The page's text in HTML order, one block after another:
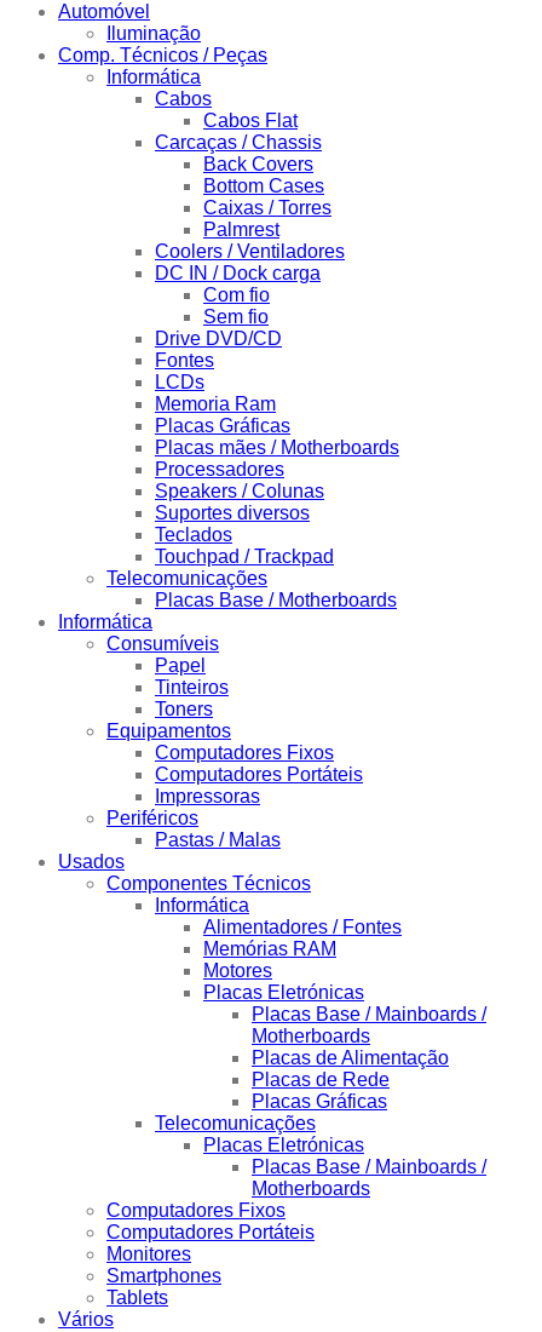
Automóvel
Iluminação
Comp. Técnicos / Peças
Informática
Cabos
Cabos Flat
Carcaças / Chassis
Back Covers
Bottom Cases
Caixas / Torres
Palmrest
Coolers / Ventiladores
DC IN / Dock carga
Com fio
Sem fio
Drive DVD/CD
Fontes
LCDs
Memoria Ram
Placas Gráficas
Placas mães / Motherboards
Processadores
Speakers / Colunas
Suportes diversos
Teclados
Touchpad / Trackpad
Telecomunicações
Placas Base / Motherboards
Informática
Consumíveis
Papel
Tinteiros
Toners
Equipamentos
Computadores Fixos
Computadores Portáteis
Impressoras
Periféricos
Pastas / Malas
Usados
Componentes Técnicos
Informática
Alimentadores / Fontes
Memórias RAM
Motores
Placas Eletrónicas
Placas Base / Mainboards /
Motherboards
Placas de Alimentação
Placas de Rede
Placas Gráficas
Telecomunicações
Placas Eletrónicas
Placas Base / Mainboards /
Motherboards
Computadores Fixos
Computadores Portáteis
Monitores
Smartphones
Tablets
Vários